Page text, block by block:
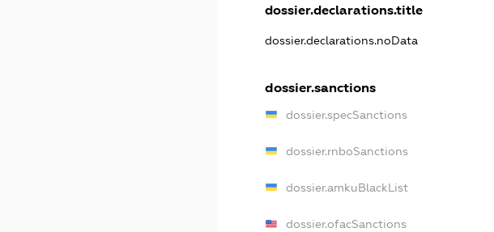
dossier.declarations.title
dossier.declarations.noData
dossier.sanctions
dossier.specSanctions
dossier.rnboSanctions
dossier.amkuBlackList
dossier.ofacSanctions